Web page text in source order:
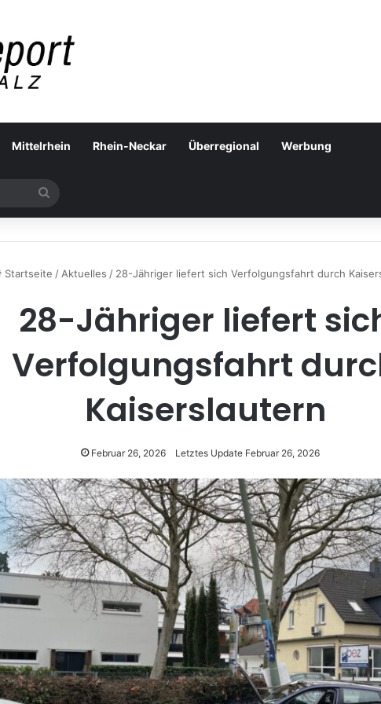
Mittelrhein Rhein-Neckar Überregional Werbung
nach
Startseite / Aktuelles / 28-Jähriger liefert sich Verfolgungsfahrt durch
28-Jähriger liefert
Verfolgungsfahrt
Kaiserslautern
Februar 26, 2026 Letztes Update Februar 26, 2026